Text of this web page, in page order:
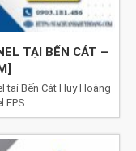
TẠI BẾN CÁT –
tại Bến Cát Huy Hoàng
EPS...